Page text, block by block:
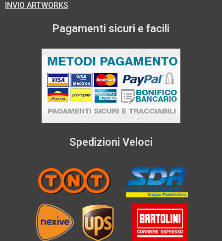
INVIO ARTWORKS
Pagamenti sicuri e facili
Spedizioni Veloci